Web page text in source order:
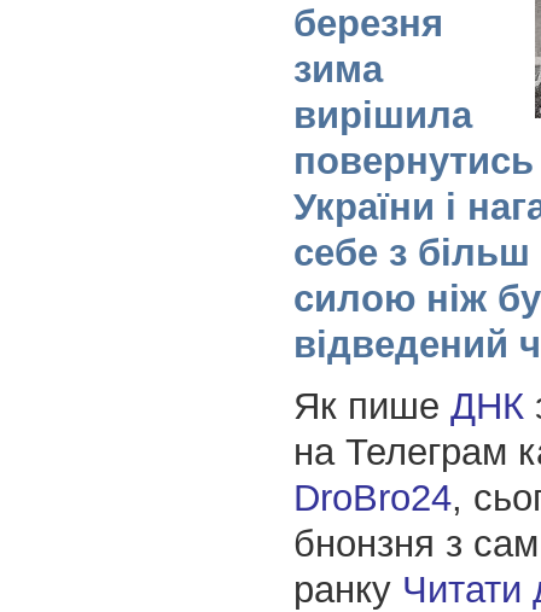
березня
зима
вирішила
повернутись
України і
себе з
силою ніж
відведений
Як пише ДНК
на Телеграм
DroBro24,
бнонзня з
ранку Читати